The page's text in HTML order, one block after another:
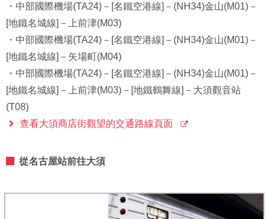
・中部國際機場(TA24)－[名鐵空港線]－(NH34)金山(M01)－
[地鐵名城線]－上前津(M03)
・中部國際機場(TA24)－[名鐵空港線]－(NH34)金山(M01)－
[地鐵名城線]－矢場町(M04)
・中部國際機場(TA24)－[名鐵空港線]－(NH34)金山(M01)－
[地鐵名城線]－上前津(M03)－[地鐵鶴舞線]－大須觀音站
(T08)
查看大須商店街觀望的交通路線頁面
從名古屋站前往大須